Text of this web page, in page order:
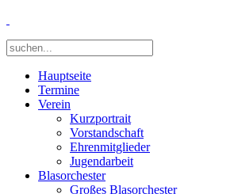
Hauptseite
Termine
Verein
Kurzportrait
Vorstandschaft
Ehrenmitglieder
Jugendarbeit
Blasorchester
Großes Blasorchester